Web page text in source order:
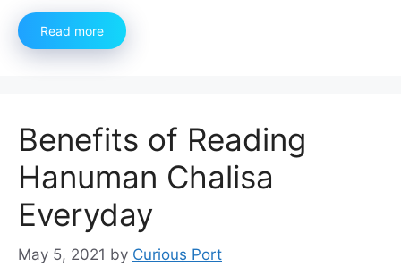
Read more
Benefits of Reading
Hanuman Chalisa
Everyday
May 5, 2021 by Curious Port